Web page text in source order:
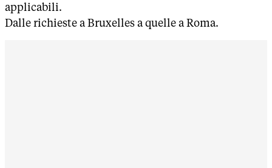
applicabili.
Dalle richieste a Bruxelles a quelle a Roma.